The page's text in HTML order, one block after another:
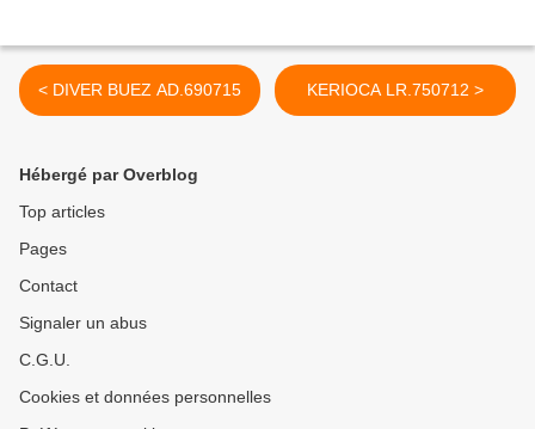
< DIVER BUEZ AD.690715 KERIOCA LR.750712 >
Hébergé par Overblog
Top articles
Pages
Contact
Signaler un abus
C.G.U.
Cookies et données personnelles